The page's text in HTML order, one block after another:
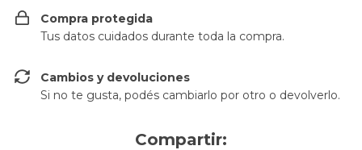
Compra protegida
Tus datos cuidados durante toda la compra.
Cambios y devoluciones
Si no te gusta, podés cambiarlo por otro o devolverlo.
Compartir: